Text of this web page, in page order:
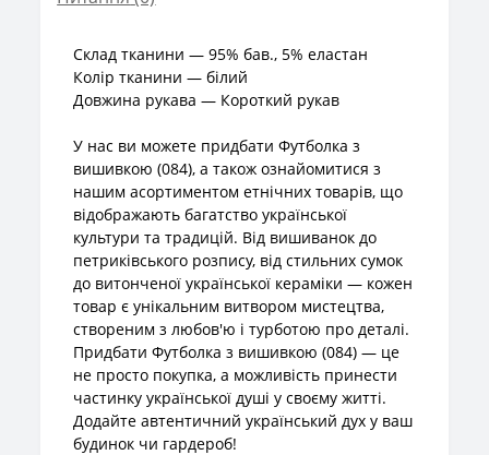
Склад тканини — 95% бав., 5% еластан
Колір тканини — білий
Довжина рукава — Короткий рукав
У нас ви можете придбати Футболка з
вишивкою (084), а також ознайомитися з
нашим асортиментом етнічних товарів, що
відображають багатство української
культури та традицій. Від вишиванок до
петриківського розпису, від стильних сумок
до витонченої української кераміки — кожен
товар є унікальним витвором мистецтва,
створеним з любов'ю і турботою про деталі.
Придбати Футболка з вишивкою (084) — це
не просто покупка, а можливість принести
частинку української душі у своєму житті.
Додайте автентичний український дух у ваш
будинок чи гардероб!